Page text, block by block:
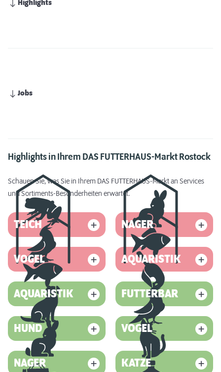
Highlights
Jobs
Highlights in Ihrem DAS FUTTERHAUS-Markt Rostock
Schauen Sie, was Sie in Ihrem DAS FUTTERHAUS-Markt an Services
und Sortiments-Besonderheiten erwartet.
TEICH NAGER
VOGEL AQUARISTIK
AQUARISTIK FUTTERBAR
HUND VOGEL
NAGER KATZE